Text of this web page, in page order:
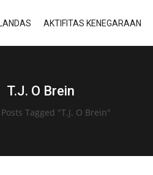
AKTIFITAS KENEGARAAN
T.J. O Brein
Posts Tagged "T.J. O Brein"